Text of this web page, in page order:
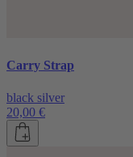
Carry Strap
black silver
20,00 €